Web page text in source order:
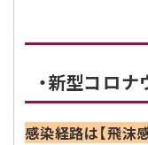
・新型コロ
感染経路は【飛沫